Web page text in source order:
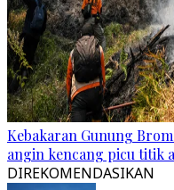
Kebakaran Gunung
angin kencang picu titik
DIREKOMENDASIKAN